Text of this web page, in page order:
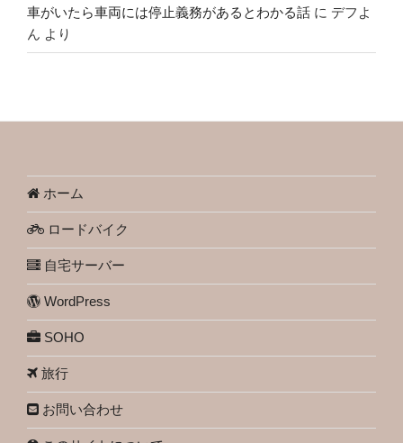
車がいたら車両には停止義務があるとわかる話 に デフよ
ん より
ホーム
ロードバイク
自宅サーバー
WordPress
SOHO
旅行
お問い合わせ